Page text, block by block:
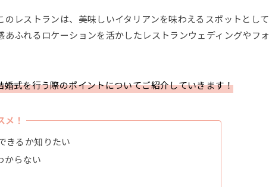
レストランは、美味しいイタリアンを味わえるスポットとして
ふれるロケーションを活かしたレストランウェディングやフォ
婚式を行う際のポイントについてご紹介していきます！
メ！
きるか知りたい
からない